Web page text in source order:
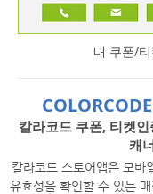
내 쿠폰/
칼라코드 쿠폰, 티켓
캐
칼라코드 스토어앱은 모바
유효성을 확인할 수 있는